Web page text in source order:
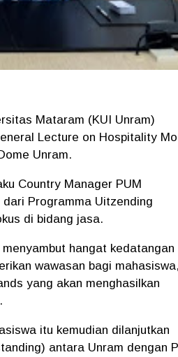
Mataram (KUI Unram)
Lecture on Hospitality
Unram.
Country Manager PUM
Programma Uitzending
di bidang jasa.
hangat kedatangan
wawasan bagi
yang akan menghasilkan
itu kemudian dilanjutkan
antara Unram dengan